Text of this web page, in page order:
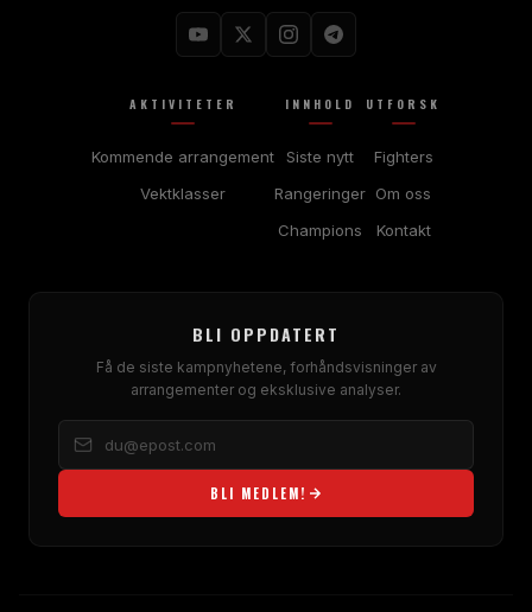
AKTIVITETER
Kommende arrangement
Vektklasser
INNHOLD
Siste nytt
Rangeringer
Champions
UTFORSK
Fighters
Om oss
Kontakt
BLI OPPDATERT
Få de siste kampnyhetene, forhåndsvisninger av
arrangementer og eksklusive analyser.
BLI MEDLEM!